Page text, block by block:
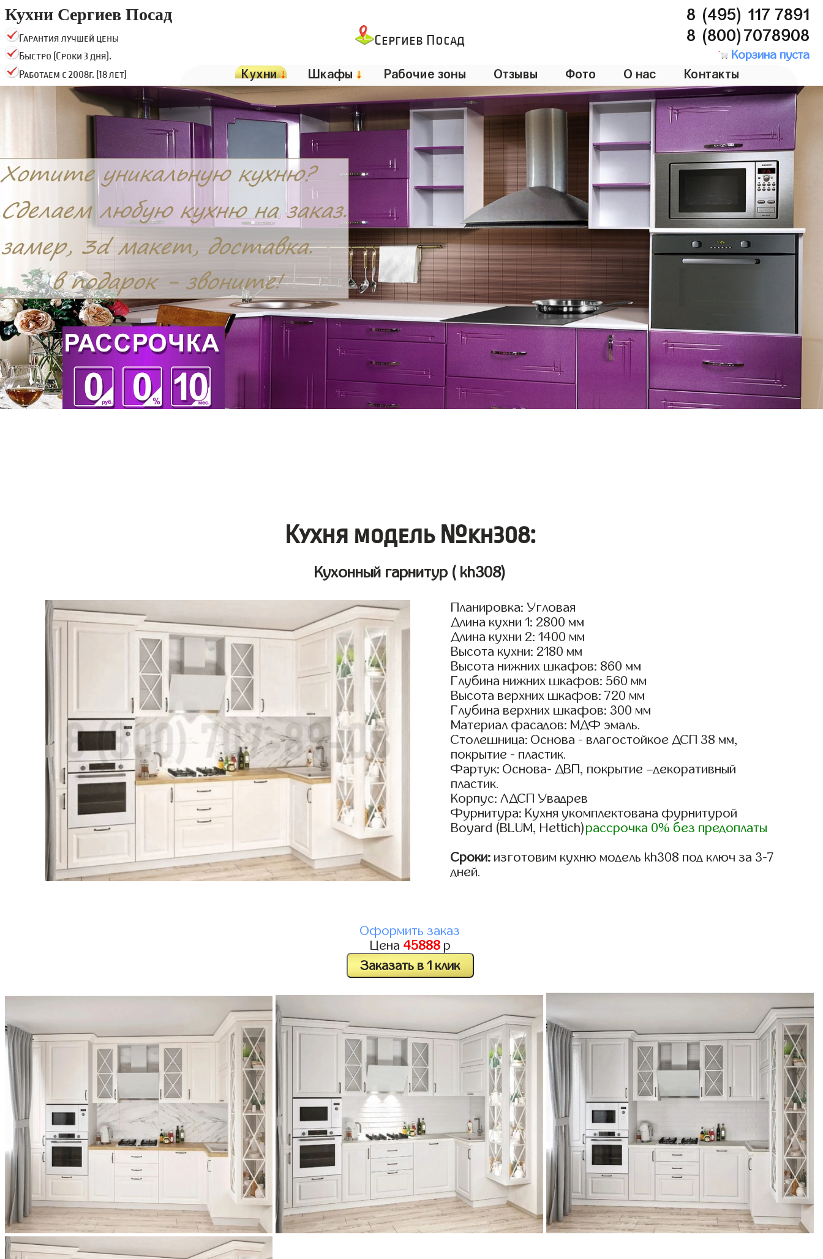
Кухни Сергиев Посад
Гарантия лучшей цены
Быстро (Сроки 3 дня).
Работаем с 2008г. (18 лет)
Сергиев Посад
8 (495) 117 7891
8 (800)7078908
Корзина пуста
Кухни↓ Шкафы ↓ Рабочие зоны Отзывы Фото О нас Контакты
Кухня модель №kh308:
Кухонный гарнитур ( kh308)
Планировка: Угловая
Длина кухни 1: 2800 мм
Длина кухни 2: 1400 мм
Высота кухни: 2180 мм
Высота нижних шкафов: 860 мм
Глубина нижних шкафов: 560 мм
Высота верхних шкафов: 720 мм
Глубина верхних шкафов: 300 мм
Материал фасадов: МДФ эмаль.
Столешница: Основа - влагостойкое ДСП 38 мм,
покрытие - пластик.
Фартук: Основа- ДВП, покрытие –декоративный
пластик.
Корпус: ЛДСП Увадрев
Фурнитура: Кухня укомплектована фурнитурой
Boyard (BLUM, Hettich)рассрочка 0% без предоплаты
Сроки: изготовим кухню модель kh308 под ключ за 3-7
дней.
Оформить заказ
Цена 45888р
Заказать в 1 клик